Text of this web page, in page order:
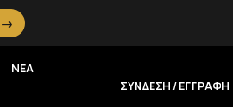
ΝΕΑ
ΣΥΝΔΕΣΗ / ΕΓΓΡΑΦΗ
→